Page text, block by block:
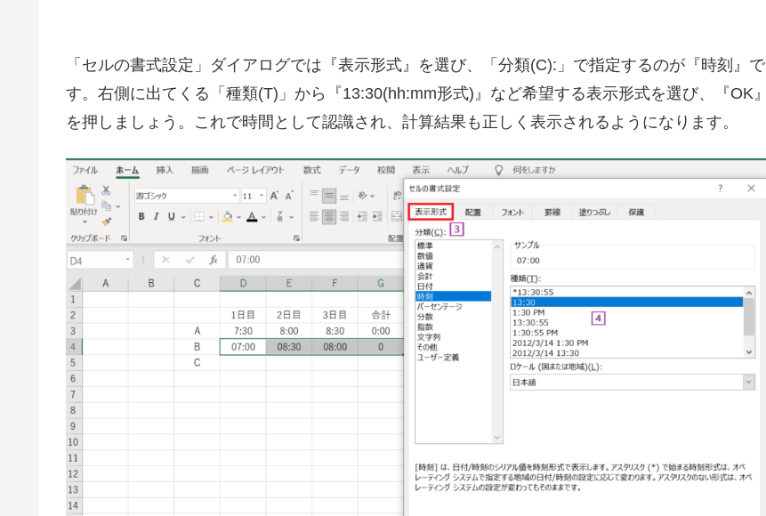
「セルの書式設定」ダイアログでは『表示形式』を選び、「分類(C):」で指定するのが『時刻』で
す。右側に出てくる「種類(T)」から『13:30(hh:mm形式)』など希望する表示形式を選び、『OK』
を押しましょう。これで時間として認識され、計算結果も正しく表示されるようになります。